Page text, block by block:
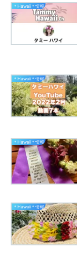
＊Hawaii＊情報
＊Hawaii＊情報
＊Hawaii＊情報
＊Hawaii＊情報